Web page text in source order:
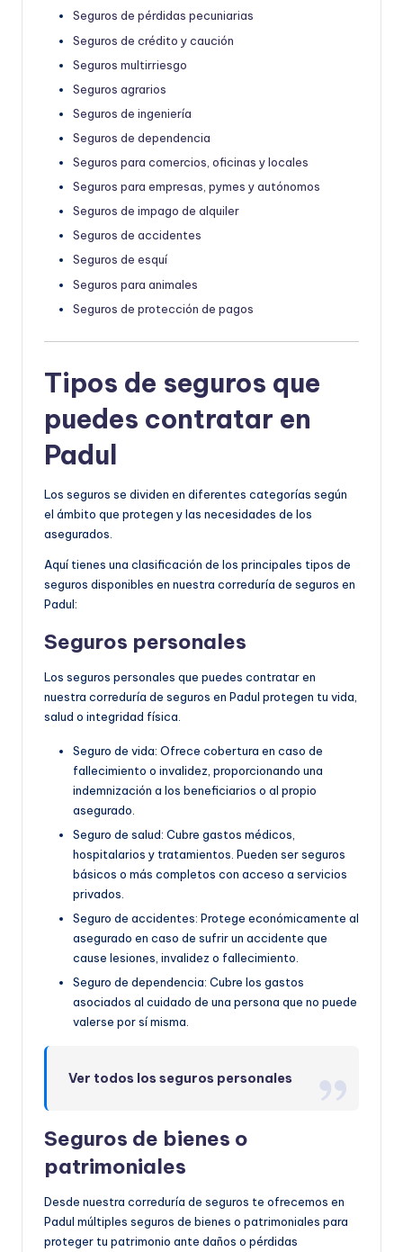
Seguros de pérdidas pecuniarias
Seguros de crédito y caución
Seguros multirriesgo
Seguros agrarios
Seguros de ingeniería
Seguros de dependencia
Seguros para comercios, oficinas y locales
Seguros para empresas, pymes y autónomos
Seguros de impago de alquiler
Seguros de accidentes
Seguros de esquí
Seguros para animales
Seguros de protección de pagos
Tipos de seguros que
puedes contratar en
Padul
Los seguros se dividen en diferentes categorías según
el ámbito que protegen y las necesidades de los
asegurados.
Aquí tienes una clasificación de los principales tipos de
seguros disponibles en nuestra correduría de seguros en
Padul:
Seguros personales
Los seguros personales que puedes contratar en
nuestra correduría de seguros en Padul protegen tu vida,
salud o integridad física.
Seguro de vida: Ofrece cobertura en caso de
fallecimiento o invalidez, proporcionando una
indemnización a los beneficiarios o al propio
asegurado.
Seguro de salud: Cubre gastos médicos,
hospitalarios y tratamientos. Pueden ser seguros
básicos o más completos con acceso a servicios
privados.
Seguro de accidentes: Protege económicamente al
asegurado en caso de sufrir un accidente que
cause lesiones, invalidez o fallecimiento.
Seguro de dependencia: Cubre los gastos
asociados al cuidado de una persona que no puede
valerse por sí misma.
Ver todos los seguros personales
Seguros de bienes o
patrimoniales
Desde nuestra correduría de seguros te ofrecemos en
Padul múltiples seguros de bienes o patrimoniales para
proteger tu patrimonio ante daños o pérdidas